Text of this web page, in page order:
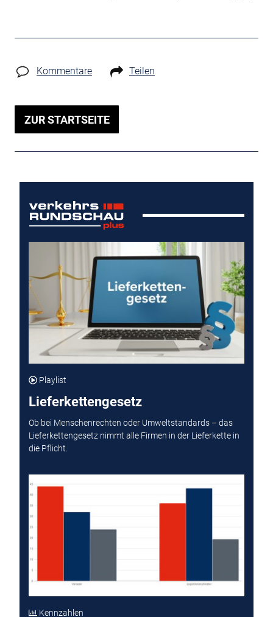
Kommentare Teilen
ZUR STARTSEITE
Playlist
Lieferkettengesetz
Ob bei Menschenrechten oder Umweltstandards – das
Lieferkettengesetz nimmt alle Firmen in der Lieferkette in
die Pflicht.
Kennzahlen